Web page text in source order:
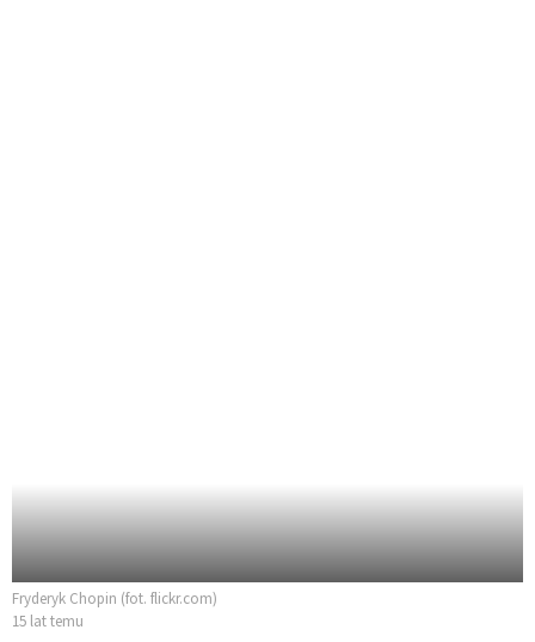
Fryderyk Chopin (fot. flickr.com)
15 lat temu